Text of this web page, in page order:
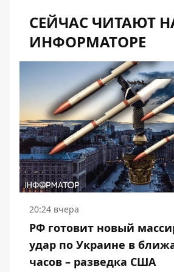
СЕЙЧАС ЧИТАЮТ
ИНФОРМАТОРЕ
20:24 вчера
РФ готовит новый
удар по Украине в
часов – разведка США